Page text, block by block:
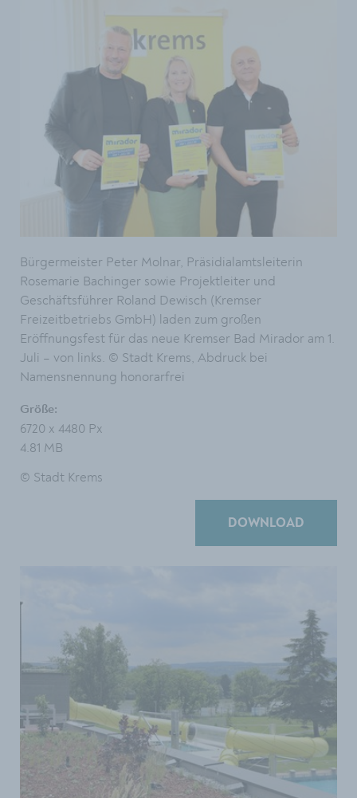
Bürgermeister Peter Molnar, Präsidialamtsleiterin
Rosemarie Bachinger sowie Projektleiter und
Geschäftsführer Roland Dewisch (Kremser
Freizeitbetriebs GmbH) laden zum großen
Eröffnungsfest für das neue Kremser Bad Mirador am 1.
Juli – von links. © Stadt Krems, Abdruck bei
Namensnennung honorarfrei
Größe:
6720 x 4480 Px
4.81 MB
© Stadt Krems
DOWNLOAD